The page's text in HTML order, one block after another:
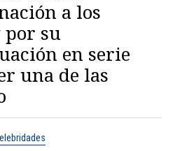
a los
por su
en serie
una de las